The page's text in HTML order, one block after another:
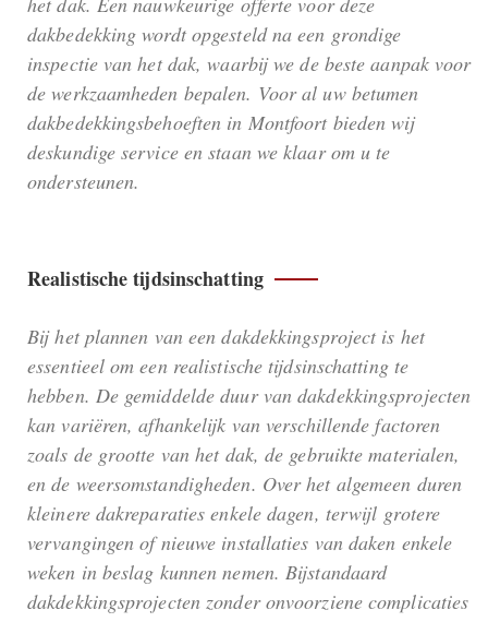
dakbedekking wordt opgesteld na een grondige
inspectie van het dak, waarbij we de beste aanpak voor
de werkzaamheden bepalen. Voor al uw betumen
dakbedekkingsbehoeften in Montfoort bieden wij
deskundige service en staan we klaar om u te
ondersteunen.
Realistische tijdsinschatting
Bij het plannen van een dakdekkingsproject is het
essentieel om een realistische tijdsinschatting te
hebben. De gemiddelde duur van dakdekkingsprojecten
kan variëren, afhankelijk van verschillende factoren
zoals de grootte van het dak, de gebruikte materialen,
en de weersomstandigheden. Over het algemeen duren
kleinere dakreparaties enkele dagen, terwijl grotere
vervangingen of nieuwe installaties van daken enkele
weken in beslag kunnen nemen. Bijstandaard
dakdekkingsprojecten zonder onvoorziene complicaties